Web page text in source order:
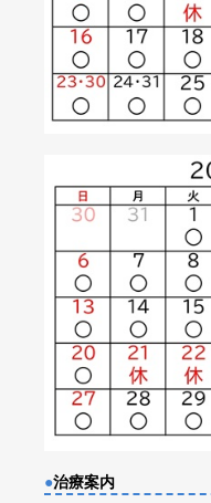
●治療案内